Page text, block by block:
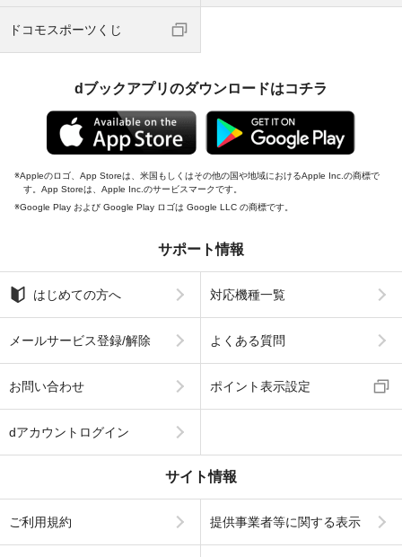
ドコモスポーツくじ
dブックアプリのダウンロードはコチラ
Appleのロゴ、App Storeは、米国もしくはその他の国や地域におけるApple Inc.の商標で
す。App Storeは、Apple Inc.のサービスマークです。
Google Play および Google Play ロゴは Google LLC の商標です。
サポート情報
はじめての方へ 対応機種一覧
メールサービス登録/解除 よくある質問
お問い合わせ ポイント表示設定
dアカウントログイン
サイト情報
ご利用規約 提供事業者等に関する表示